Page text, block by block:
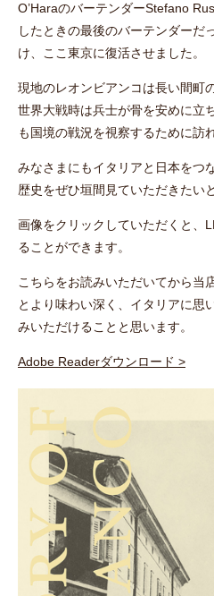
O’HaraのバーテンダーStefano
したときの最後のバーテンダーだ
け、ここ東京に復活させました。
現地のレオンビアンコは長い間町
世界大戦時は兵士が骨を安めに立
も国境の戦況を視察するために訪
みなさまにもイタリアと日本をつ
歴史をぜひ垣間見ていただきたい
画像をクリックしていただくと、
ることができます。
こちらをお読みいただいてから当
とより味わい深く、イタリアに思
みいただけることと思います。
Adobe Readerダウンロード >